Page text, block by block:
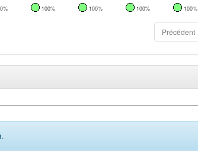
100% 100% 100% 100%
Précédent
.